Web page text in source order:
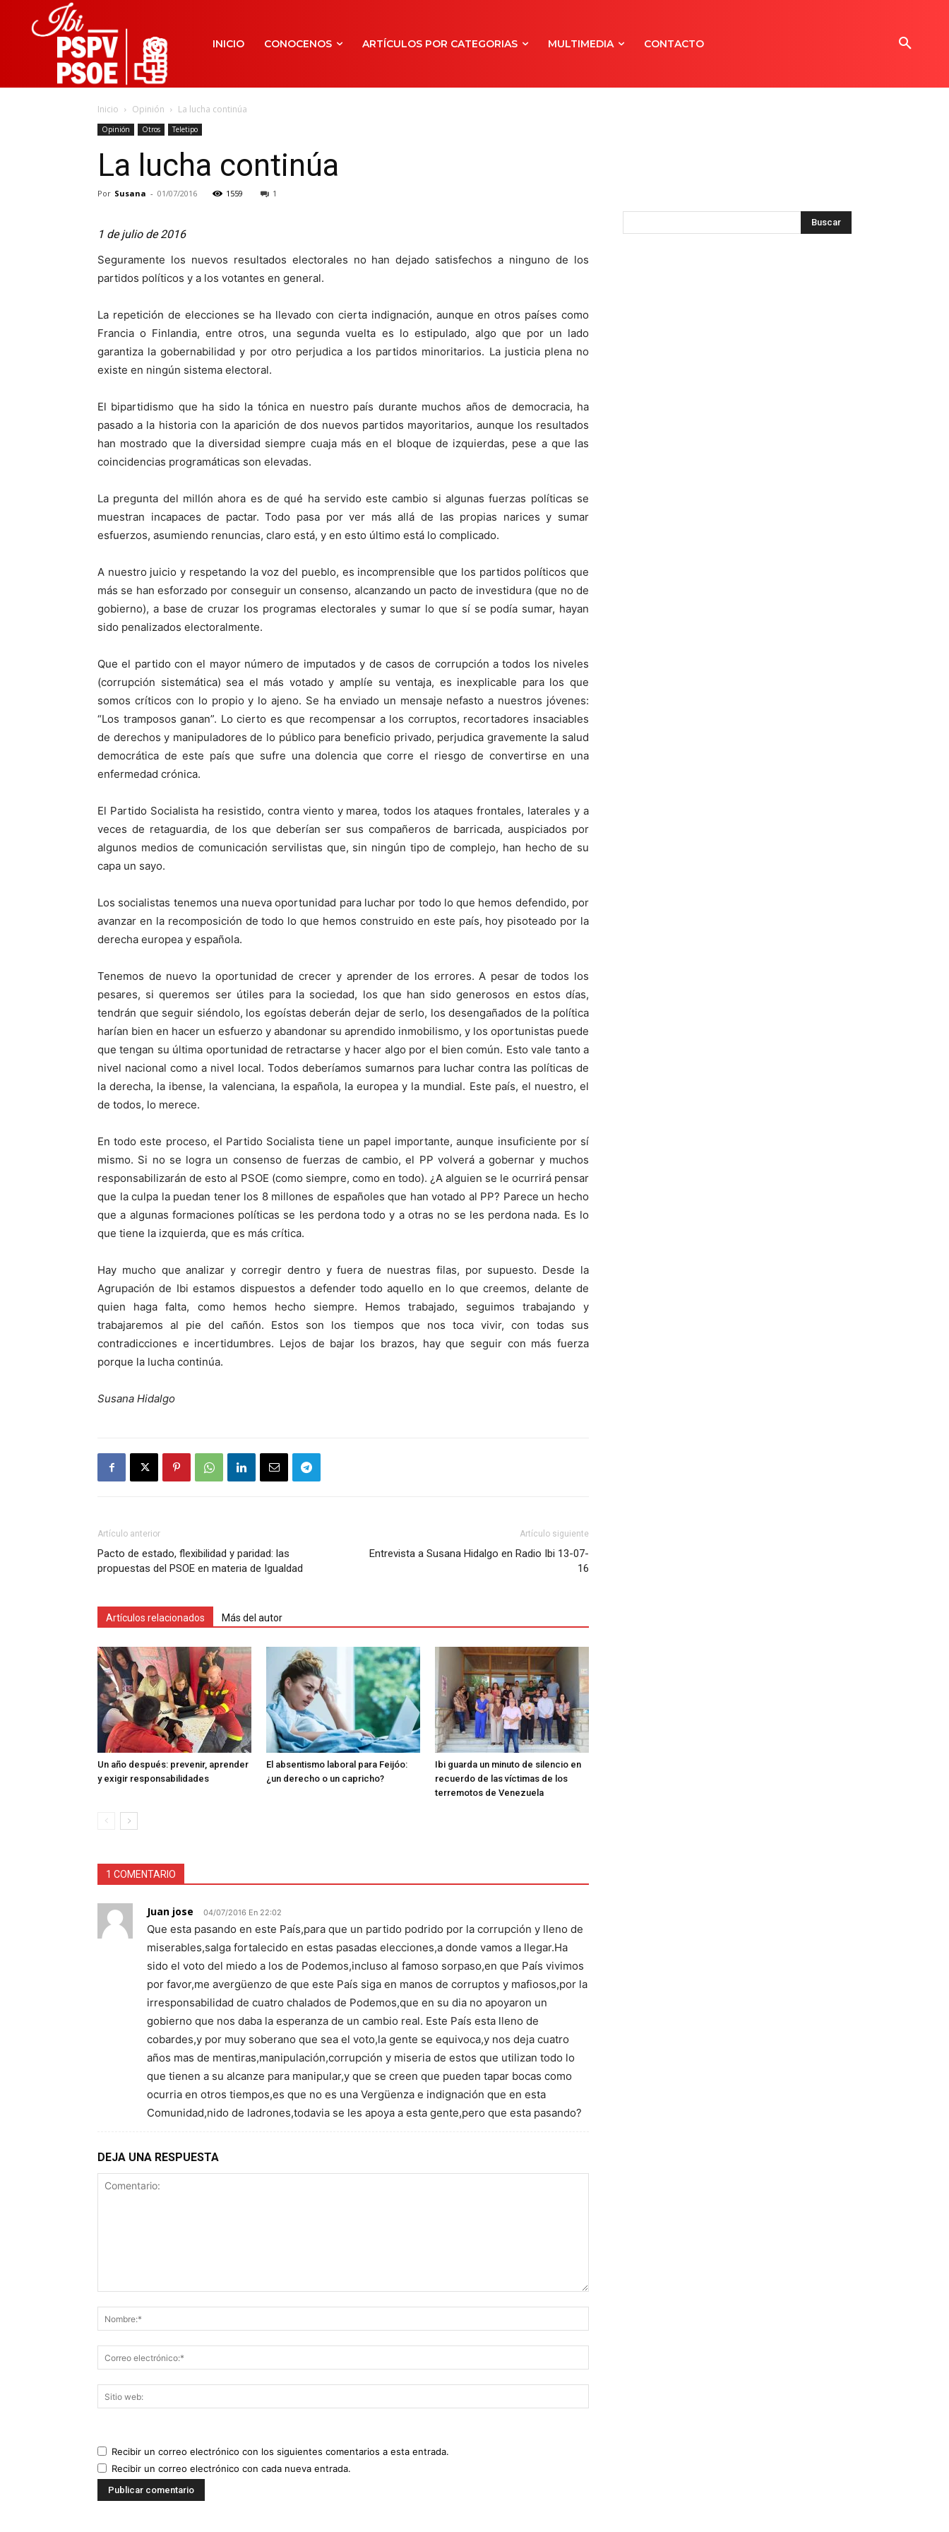
INICIO CONOCENOS ARTÍCULOS POR CATEGORIAS MULTIMEDIA CONTACTO
Inicio Opinión La lucha continúa
Opinión Otros Teletipo
La lucha continúa
Por Susana - 01/07/2016 1559 1
1 de julio de 2016
Seguramente los nuevos resultados electorales no han dejado satisfechos a ninguno de los
partidos políticos y a los votantes en general.
La repetición de elecciones se ha llevado con cierta indignación, aunque en otros países como
Francia o Finlandia, entre otros, una segunda vuelta es lo estipulado, algo que por un lado
garantiza la gobernabilidad y por otro perjudica a los partidos minoritarios. La justicia plena no
existe en ningún sistema electoral.
El bipartidismo que ha sido la tónica en nuestro país durante muchos años de democracia, ha
pasado a la historia con la aparición de dos nuevos partidos mayoritarios, aunque los resultados
han mostrado que la diversidad siempre cuaja más en el bloque de izquierdas, pese a que las
coincidencias programáticas son elevadas.
La pregunta del millón ahora es de qué ha servido este cambio si algunas fuerzas políticas se
muestran incapaces de pactar. Todo pasa por ver más allá de las propias narices y sumar
esfuerzos, asumiendo renuncias, claro está, y en esto último está lo complicado.
A nuestro juicio y respetando la voz del pueblo, es incomprensible que los partidos políticos que
más se han esforzado por conseguir un consenso, alcanzando un pacto de investidura (que no de
gobierno), a base de cruzar los programas electorales y sumar lo que sí se podía sumar, hayan
sido penalizados electoralmente.
Que el partido con el mayor número de imputados y de casos de corrupción a todos los niveles
(corrupción sistemática) sea el más votado y amplíe su ventaja, es inexplicable para los que
somos críticos con lo propio y lo ajeno. Se ha enviado un mensaje nefasto a nuestros jóvenes:
“Los tramposos ganan”. Lo cierto es que recompensar a los corruptos, recortadores insaciables
de derechos y manipuladores de lo público para beneficio privado, perjudica gravemente la salud
democrática de este país que sufre una dolencia que corre el riesgo de convertirse en una
enfermedad crónica.
El Partido Socialista ha resistido, contra viento y marea, todos los ataques frontales, laterales y a
veces de retaguardia, de los que deberían ser sus compañeros de barricada, auspiciados por
algunos medios de comunicación servilistas que, sin ningún tipo de complejo, han hecho de su
capa un sayo.
Los socialistas tenemos una nueva oportunidad para luchar por todo lo que hemos defendido, por
avanzar en la recomposición de todo lo que hemos construido en este país, hoy pisoteado por la
derecha europea y española.
Tenemos de nuevo la oportunidad de crecer y aprender de los errores. A pesar de todos los
pesares, si queremos ser útiles para la sociedad, los que han sido generosos en estos días,
tendrán que seguir siéndolo, los egoístas deberán dejar de serlo, los desengañados de la política
harían bien en hacer un esfuerzo y abandonar su aprendido inmobilismo, y los oportunistas puede
que tengan su última oportunidad de retractarse y hacer algo por el bien común. Esto vale tanto a
nivel nacional como a nivel local. Todos deberíamos sumarnos para luchar contra las políticas de
la derecha, la ibense, la valenciana, la española, la europea y la mundial. Este país, el nuestro, el
de todos, lo merece.
En todo este proceso, el Partido Socialista tiene un papel importante, aunque insuficiente por sí
mismo. Si no se logra un consenso de fuerzas de cambio, el PP volverá a gobernar y muchos
responsabilizarán de esto al PSOE (como siempre, como en todo). ¿A alguien se le ocurrirá pensar
que la culpa la puedan tener los 8 millones de españoles que han votado al PP? Parece un hecho
que a algunas formaciones políticas se les perdona todo y a otras no se les perdona nada. Es lo
que tiene la izquierda, que es más crítica.
Hay mucho que analizar y corregir dentro y fuera de nuestras filas, por supuesto. Desde la
Agrupación de Ibi estamos dispuestos a defender todo aquello en lo que creemos, delante de
quien haga falta, como hemos hecho siempre. Hemos trabajado, seguimos trabajando y
trabajaremos al pie del cañón. Estos son los tiempos que nos toca vivir, con todas sus
contradicciones e incertidumbres. Lejos de bajar los brazos, hay que seguir con más fuerza
porque la lucha continúa.
Susana Hidalgo
Artículo anterior
Pacto de estado, flexibilidad y paridad: las
propuestas del PSOE en materia de Igualdad
Artículo siguiente
Entrevista a Susana Hidalgo en Radio Ibi 13-07-
16
Artículos relacionados Más del autor
Un año después: prevenir, aprender
y exigir responsabilidades
El absentismo laboral para Feijóo:
¿un derecho o un capricho?
Ibi guarda un minuto de silencio en
recuerdo de las víctimas de los
terremotos de Venezuela
1 COMENTARIO
Juan jose 04/07/2016 En 22:02
Que esta pasando en este País,para que un partido podrido por la corrupción y lleno de
miserables,salga fortalecido en estas pasadas elecciones,a donde vamos a llegar.Ha
sido el voto del miedo a los de Podemos,incluso al famoso sorpaso,en que País vivimos
por favor,me avergüenzo de que este País siga en manos de corruptos y mafiosos,por la
irresponsabilidad de cuatro chalados de Podemos,que en su dia no apoyaron un
gobierno que nos daba la esperanza de un cambio real. Este País esta lleno de
cobardes,y por muy soberano que sea el voto,la gente se equivoca,y nos deja cuatro
años mas de mentiras,manipulación,corrupción y miseria de estos que utilizan todo lo
que tienen a su alcanze para manipular,y que se creen que pueden tapar bocas como
ocurria en otros tiempos,es que no es una Vergüenza e indignación que en esta
Comunidad,nido de ladrones,todavia se les apoya a esta gente,pero que esta pasando?
DEJA UNA RESPUESTA
Recibir un correo electrónico con los siguientes comentarios a esta entrada.
Recibir un correo electrónico con cada nueva entrada.